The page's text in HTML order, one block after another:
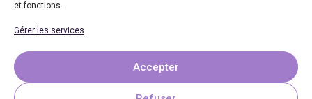
et fonctions.
Gérer les services
Accepter